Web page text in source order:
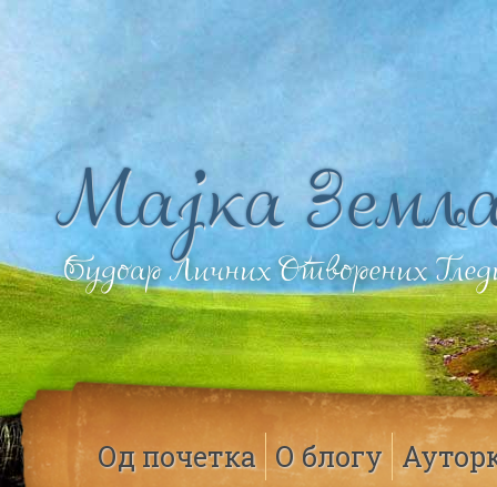
Мајка
Будоар Личних Отворених
Од почетка О блогу